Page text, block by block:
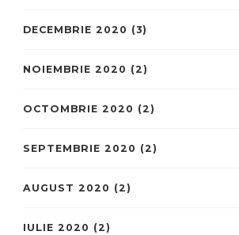
DECEMBRIE 2020 (3)
NOIEMBRIE 2020 (2)
OCTOMBRIE 2020 (2)
SEPTEMBRIE 2020 (2)
AUGUST 2020 (2)
IULIE 2020 (2)